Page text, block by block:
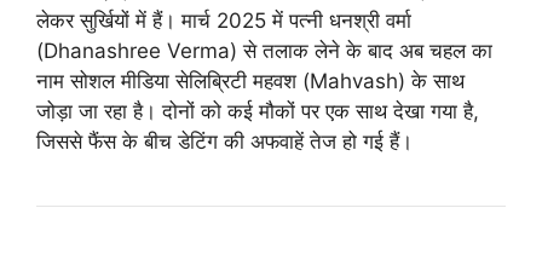
लेकर सुर्खियों में हैं। मार्च 2025 में पत्नी धनश्री वर्मा
(Dhanashree Verma) से तलाक लेने के बाद अब चहल का
नाम सोशल मीडिया सेलिब्रिटीमहवश (Mahvash) के साथ
जोड़ा जा रहा है। दोनों को कई मौकों पर एक साथ देखा गया है,
जिससे फैंस के बीच डेटिंग की अफवाहें तेज हो गई हैं।